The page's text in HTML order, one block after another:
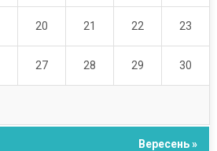
20 21 22 23
27 28 29 30
Вересень »